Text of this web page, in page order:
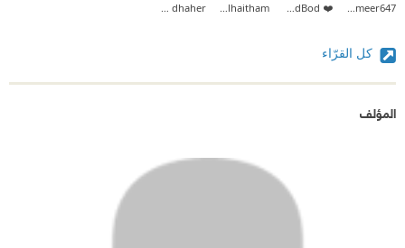
alameer647
❤️ BodBod ❤️
Zainab_alhaitham
farah dhaher
كل القرّاء
المؤلف